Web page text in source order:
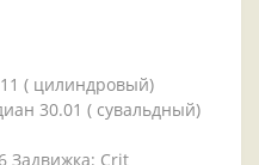
( цилиндровый)
30.01 ( сувальдный)
Задвижка: Crit